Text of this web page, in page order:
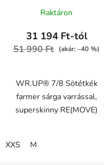
WRUP4RC002ORG,
J0Y
Raktáron
31 194 Ft-tól
51 990 Ft (akár: –40 %)
WR.UP® 7/8 Sötétkék
farmer sárga varrással,
superskinny RE(MOVE)
XXS M